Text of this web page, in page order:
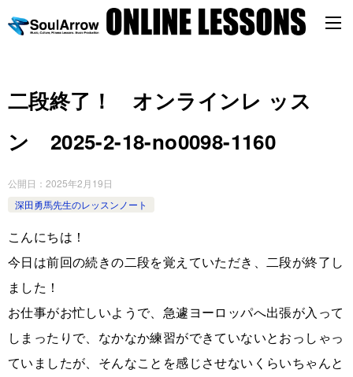
二段終了！ オンラインレ ッス
ン 2025-2-18-no0098-1160
公開日： 2025年2月19日
深田勇馬先生のレッスンノート
こんにちは！
今日は前回の続きの二段を覚えていただき、二段が終了し
ました！
お仕事がお忙しいようで、急遽ヨーロッパへ出張が入って
しまったりで、なかなか練習ができていないとおっしゃっ
ていましたが、そんなことを感じさせないくらいちゃんと